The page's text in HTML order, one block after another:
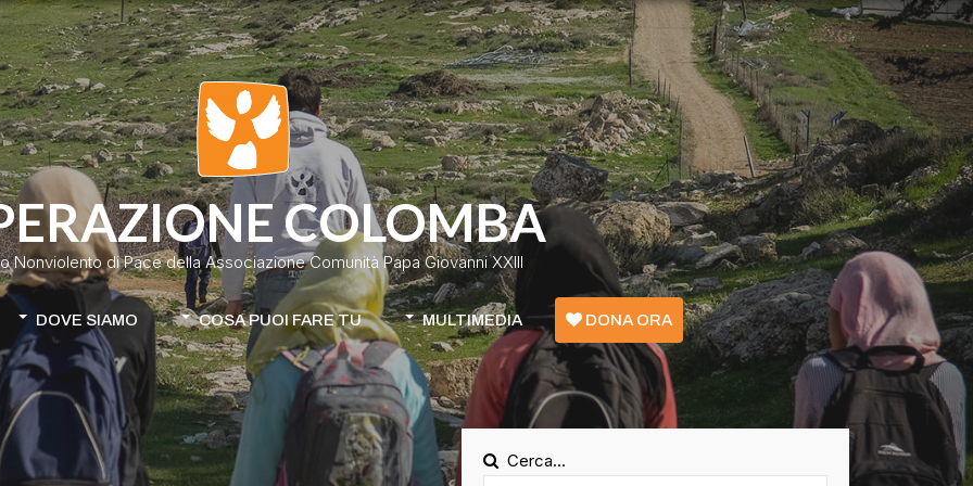
COLOMBA
Nonviolento di Pace della Associazione Comunità Papa Giovanni XXIII
DOVE SIAMO
Colombia
Cile-Mapuche
Emergenza Confini - Grecia
COSA PUOI FARE TU
Donazione classica
Donazione continuativa
Apri la tua raccolta fondi
MULTIMEDIA DONA ORA
Cerca...